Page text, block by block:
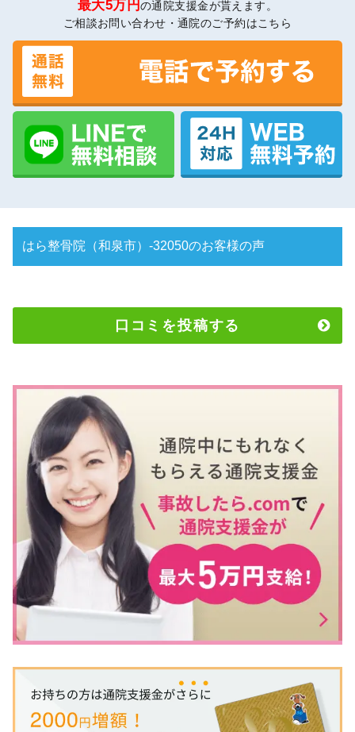
最大5万円の通院支援金が貰えます。
ご相談お問い合わせ・通院のご予約はこちら
はら整骨院（和泉市）-32050のお客様の声
口コミを投稿する